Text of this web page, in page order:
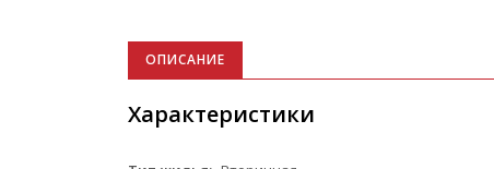
ОПИСАНИЕ
Характеристики